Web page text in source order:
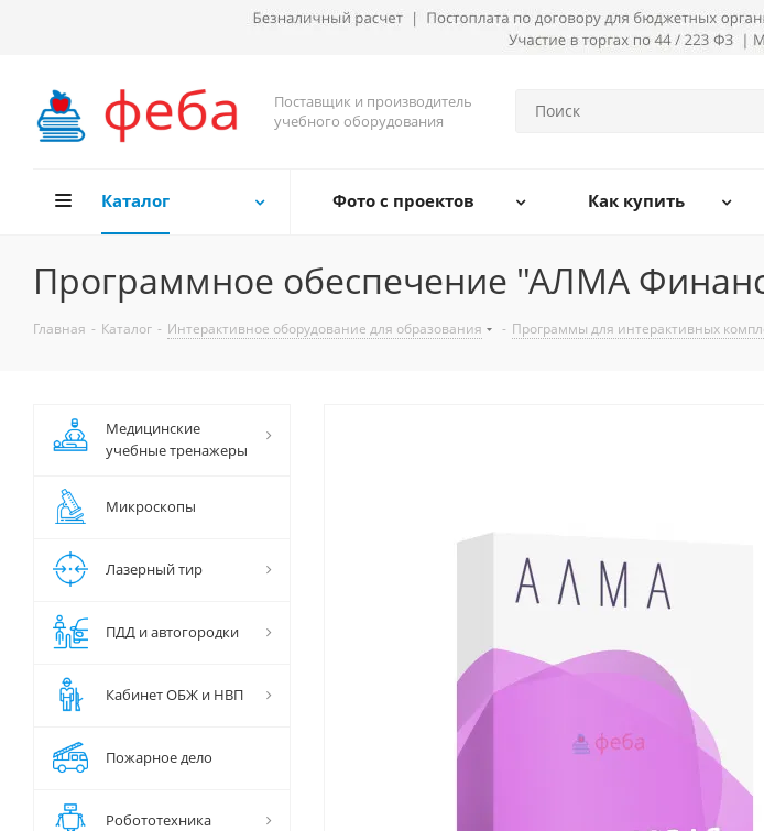
Поставщик и производитель
учебного оборудования
Каталог Фото с проектов Как купить
Программное обеспечение "АЛМА
Главная - Каталог - Интерактивное оборудование для образования - Программы для интерактивных
Медицинские
учебные тренажеры
Микроскопы
Лазерный тир
ПДД и автогородки
Кабинет ОБЖ и НВП
Пожарное дело
Робототехника